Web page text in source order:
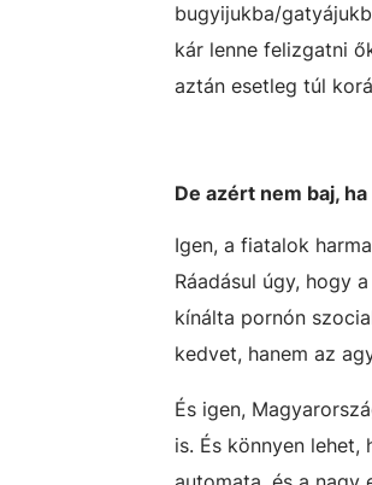
bugyijukba/
kár lenne felizgatni
aztán esetleg túl
De azért nem baj,
Igen, a fiatalok
Ráadásul úgy, hogy
kínálta pornón
kedvet, hanem az
És igen,
is. És könnyen